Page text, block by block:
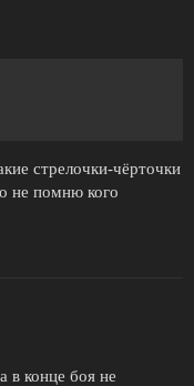
стрелочки-чёрточки
не помню кого
в конце боя не